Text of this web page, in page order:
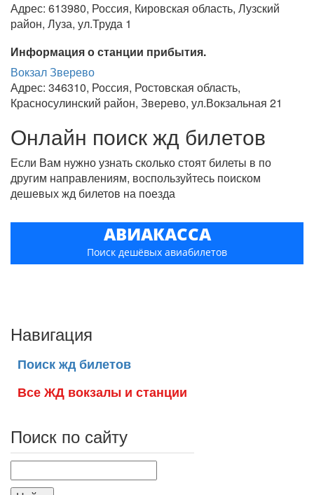
Адрес: 613980, Россия, Кировская область, Лузский
район, Луза, ул.Труда 1
Информация о станции прибытия.
Вокзал Зверево
Адрес: 346310, Россия, Ростовская область,
Красносулинский район, Зверево, ул.Вокзальная 21
Онлайн поиск жд билетов
Если Вам нужно узнать сколько стоят билеты в по
другим направлениям, воспользуйтесь поиском
дешевых жд билетов на поезда
АВИАКАССА
Поиск дешёвых авиабилетов
Навигация
Поиск жд билетов
Все ЖД вокзалы и станции
Поиск по сайту